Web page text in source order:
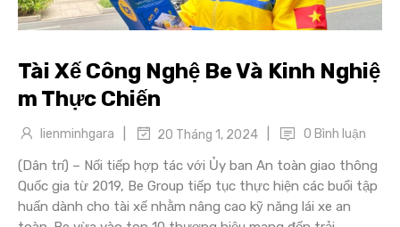
Tài Xế Công Nghệ Be Và Kinh Nghiệ
m Thực Chiến
lienminhgara 20 Tháng 1, 2024 0 Bình luận
(Dân trí) – Nối tiếp hợp tác với Ủy ban An toàn giao thông
Quốc gia từ 2019, Be Group tiếp tục thực hiện các buổi tập
huấn dành cho tài xế nhằm nâng cao kỹ năng lái xe an